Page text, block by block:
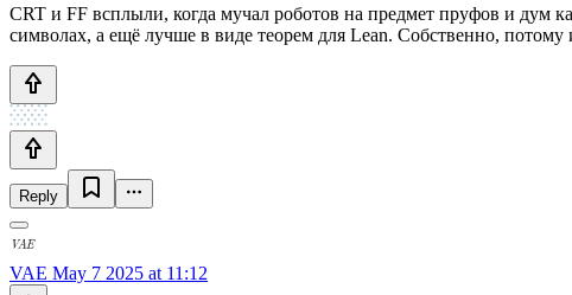
CRT и FF всплыли, когда мучал роботов на предмет пруфов и дум
символах, а ещё лучше в виде теорем для Lean. Собственно, потому
Reply
VAE May 7 2025 at 11:12